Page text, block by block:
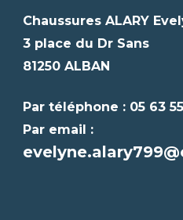
Chaussures ALARY
3 place du Dr Sans
81250 ALBAN
Par téléphone : 05 63
Par email :